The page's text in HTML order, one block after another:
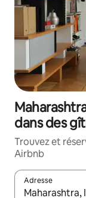
dans des
Trouvez et
Airbnb
Adresse
Lorsque les